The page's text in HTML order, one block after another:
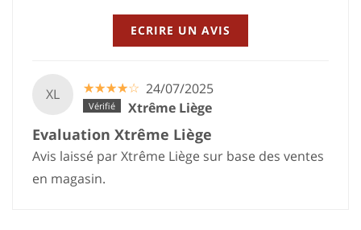
ECRIRE UN AVIS
XL ☆☆☆☆☆
★★★★★ 24/07/2025
Xtrême Liège
Evaluation Xtrême Liège
Avis laissé par Xtrême Liège sur base des ventes
en magasin.